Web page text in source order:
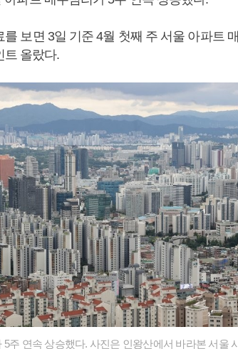
보면 3일 기준 4월 첫째 주 서울 아파트
트 올랐다.
주 연속 상승했다. 사진은 인왕산에서 바라본 서울